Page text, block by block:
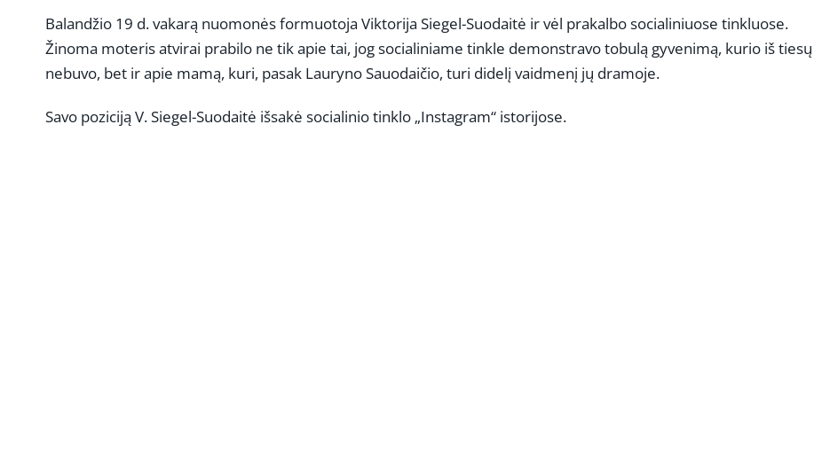
Balandžio 19 d. vakarą nuomonės formuotoja Viktorija Siegel-Suodaitė ir vėl prakalbo socialiniuose tinkluose.
Žinoma moteris atvirai prabilo ne tik apie tai, jog socialiniame tinkle demonstravo tobulą gyvenimą, kurio iš tiesų
nebuvo, bet ir apie mamą, kuri, pasak Lauryno Sauodaičio, turi didelį vaidmenį jų dramoje.
Savo poziciją V. Siegel-Suodaitė išsakė socialinio tinklo „Instagram“ istorijose.